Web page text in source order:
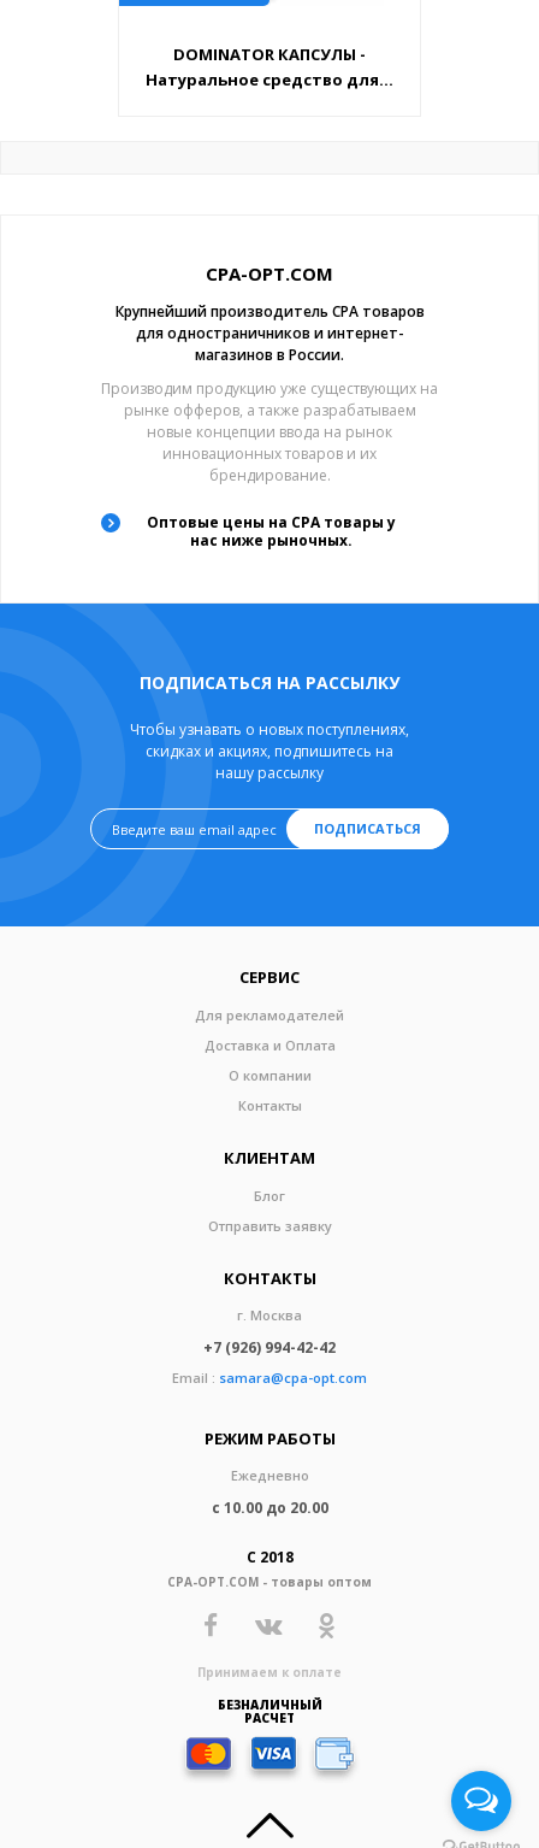
DOMINATOR КАПСУЛЫ -
Натуральное средство для...
CPA-OPT.COM
Крупнейший производитель CPA товаров
для одностраничников и интернет-
магазинов в России.
Производим продукцию уже существующих на
рынке офферов, а также разрабатываем
новые концепции ввода на рынок
инновационных товаров и их
брендирование.
Оптовые цены на CPA товары у
нас ниже рыночных.
ПОДПИСАТЬСЯ НА РАССЫЛКУ
Чтобы узнавать о новых поступлениях,
скидках и акциях, подпишитесь на
нашу рассылку
ПОДПИСАТЬСЯ
СЕРВИС
Для рекламодателей
Доставка и Оплата
О компании
Контакты
КЛИЕНТАМ
Блог
Отправить заявку
КОНТАКТЫ
г. Москва
+7 (926) 994-42-42
Email : samara@cpa-opt.com
РЕЖИМ РАБОТЫ
Ежедневно
с 10.00 до 20.00
С 2018
CPA-OPT.COM - товары оптом
Принимаем к оплате
БЕЗНАЛИЧНЫЙ
РАСЧЕТ